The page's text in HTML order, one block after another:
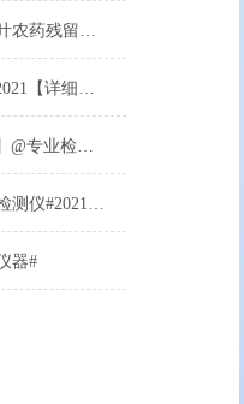
2022【云唐制造】茶叶农药残留检测仪多少钱一台@山东云唐仪器仪表制造
大米重金属检测仪@2021【详细版本】@专业检测大米重金属仪器仪表
测土仪@【完整版本】@专业检测土壤的仪器仪表
高智能土壤养分快速检测仪#2021【土壤养分检测专用仪器仪表】
器#